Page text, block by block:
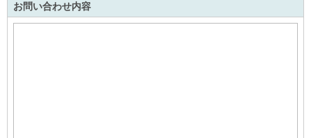
お問い合わせ内容